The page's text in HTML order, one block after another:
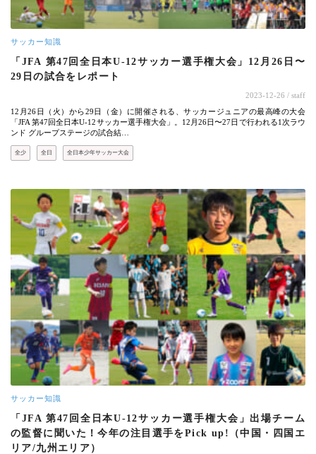
サッカー知識
「JFA 第47回全日本U-12サッカー選手権大会」12月26日〜
29日の試合をレポート
2023-12-26 / staff
12月26日（火）から29日（金）に開催される、サッカージュニアの最高峰の大会
「JFA 第47回全日本U-12サッカー選手権大会」。12月26日〜27日で行われる1次ラウ
ンド グループステージの試合結…
全少 全日 全日本少年サッカー大会
サッカー知識
「JFA 第47回全日本U-12サッカー選手権大会」出場チーム
の監督に聞いた！今年の注目選手をPick up!（中国・四国エ
リア/九州エリア）